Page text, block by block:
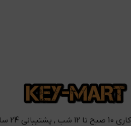
کاری 10 صبح تا 12 شب , پشتیبانی 24 ساعته